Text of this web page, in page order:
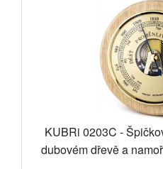
KUBRi 0203C -
dubovém dřevě a